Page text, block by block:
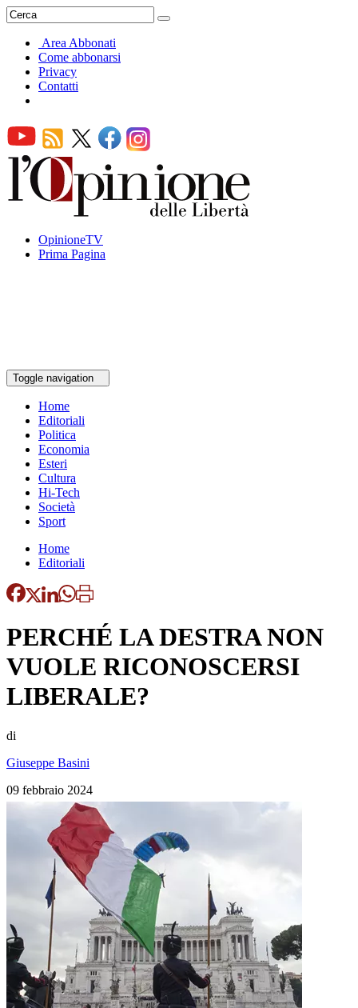
Area Abbonati
Come abbonarsi
Privacy
Contatti
OpinioneTV
Prima Pagina
Toggle navigation
Home
Editoriali
Politica
Economia
Esteri
Cultura
Hi-Tech
Società
Sport
Home
Editoriali
PERCHÉ LA DESTRA NON
VUOLE RICONOSCERSI
LIBERALE?
di
Giuseppe Basini
09 febbraio 2024